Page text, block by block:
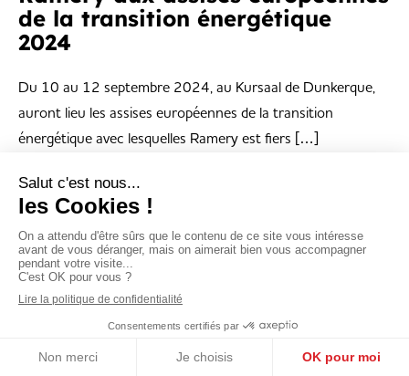
de la transition énergétique
2024
Du 10 au 12 septembre 2024, au Kursaal de Dunkerque,
auront lieu les assises européennes de la transition
énergétique avec lesquelles Ramery est fiers […]
Voir plus